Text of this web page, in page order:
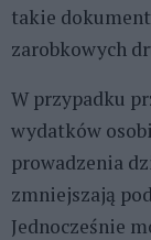
takie
zarobkowych
W przypadku
wydatków
prowadzenia
zmniejszają
Jednocześnie